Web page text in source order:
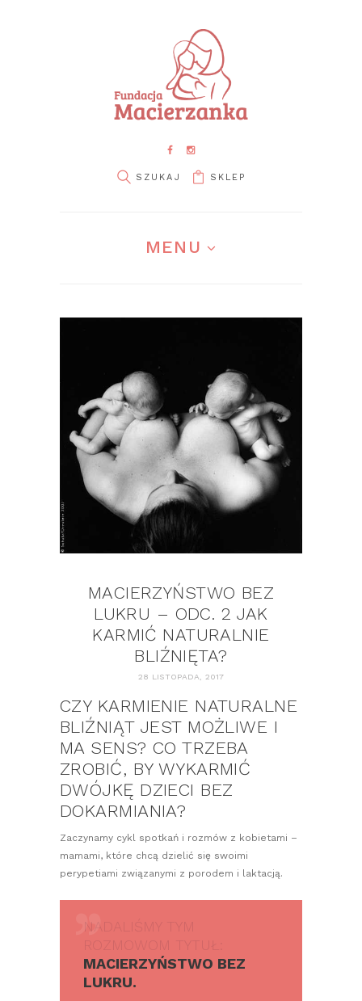
SKLEP
MENU
MACIERZYŃSTWO BEZ
LUKRU – ODC. 2 JAK
KARMIĆ NATURALNIE
BLIŹNIĘTA?
28 LISTOPADA, 2017
CZY KARMIENIE NATURALNE
BLIŹNIĄT JEST MOŻLIWE I
MA SENS? CO TRZEBA
ZROBIĆ, BY WYKARMIĆ
DWÓJKĘ DZIECI BEZ
DOKARMIANIA?
Zaczynamy cykl spotkań i rozmów z kobietami –
mamami, które chcą dzielić się swoimi
perypetiami związanymi z porodem i laktacją.
NADALIŚMY TYM
ROZMOWOM TYTUŁ:
MACIERZYŃSTWO BEZ
LUKRU.